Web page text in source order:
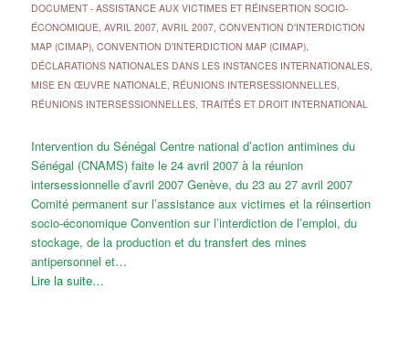
DOCUMENT- ASSISTANCE AUX VICTIMES ET RÉINSERTION SOCIO-
ÉCONOMIQUE, AVRIL 2007, AVRIL 2007, CONVENTION D'INTERDICTION
MAP (CIMAP), CONVENTION D'INTERDICTION MAP (CIMAP),
DÉCLARATIONS NATIONALES DANS LES INSTANCES INTERNATIONALES,
MISE EN ŒUVRE NATIONALE, RÉUNIONS INTERSESSIONNELLES,
RÉUNIONS INTERSESSIONNELLES, TRAITÉS ET DROIT INTERNATIONAL
Intervention du Sénégal Centre national d’action antimines du
Sénégal (CNAMS) faite le 24 avril 2007 à la réunion
intersessionnelle d’avril 2007 Genève, du 23 au 27 avril 2007
Comité permanent sur l’assistance aux victimes et la réinsertion
socio-économique Convention sur l’interdiction de l’emploi, du
stockage, de la production et du transfert des mines
antipersonnel et…
Lire la suite…